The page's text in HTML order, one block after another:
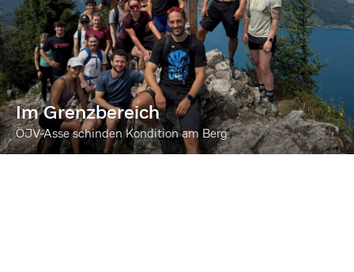
Im Grenzbereich
ÖJV-Asse schinden Kondition am Berg